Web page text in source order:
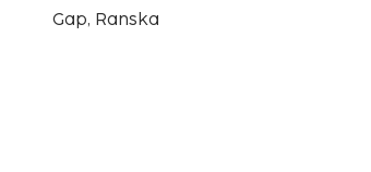
Gap, Ranska